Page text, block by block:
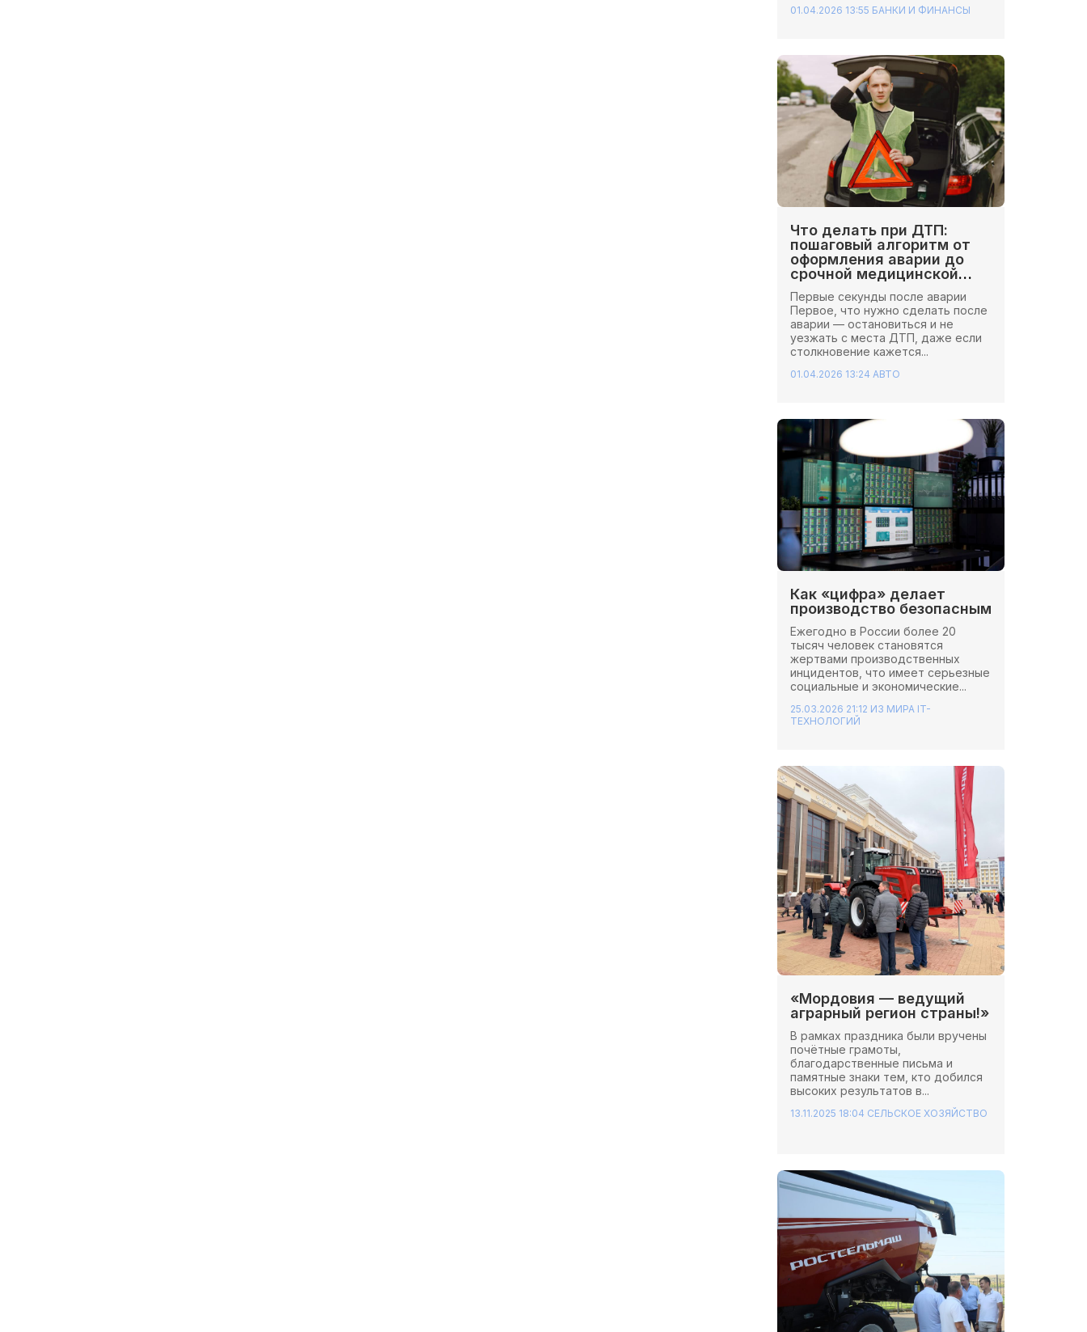
01.04.2026 13:55 БАНКИ И ФИНАНСЫ
Что делать при ДТП:
пошаговый алгоритм от
оформления аварии до
срочной медицинской
помощи
Первые секунды после аварии
Первое, что нужно сделать после
аварии — остановиться и не
уезжать с места ДТП, даже если
столкновение кажется...
01.04.2026 13:24 АВТО
Как «цифра» делает
производство безопасным
Ежегодно в России более 20
тысяч человек становятся
жертвами производственных
инцидентов, что имеет серьезные
социальные и экономические...
25.03.2026 21:12 ИЗ МИРА IT-
ТЕХНОЛОГИЙ
«Мордовия — ведущий
аграрный регион страны!»
В рамках праздника были вручены
почётные грамоты,
благодарственные письма и
памятные знаки тем, кто добился
высоких результатов в...
13.11.2025 18:04 СЕЛЬСКОЕ ХОЗЯЙСТВО